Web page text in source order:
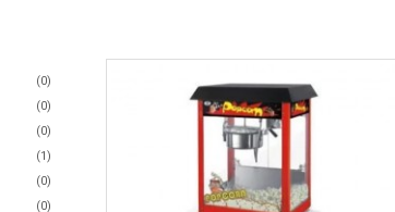
(0)
(0)
(0)
(1)
(0)
(0)